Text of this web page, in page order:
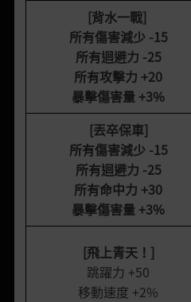
[背水一戰]
所有傷害減少-15
所有迴避力 -25
所有攻擊力 +20
暴擊傷害量 +3%
[丟卒保車]
所有傷害減少-15
所有迴避力 -25
所有命中力 +30
暴擊傷害量 +3%
[飛上青天！]
跳躍力 +50
移動速度 +2%